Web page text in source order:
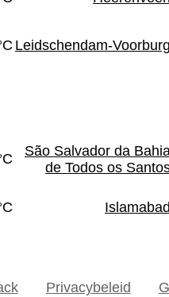
Leidschendam-Voorburg
São Salvador da
de Todos os
Islamabad
Privacybeleid